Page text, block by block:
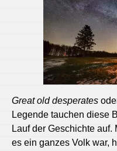
Great old desperates
Legende tauchen diese
Lauf der Geschichte
es ein ganzes Volk war,